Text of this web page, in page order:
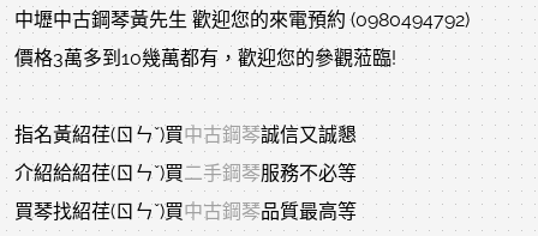
中壢中古鋼琴黃先生 歡迎您的來電預約 (0980494792)
價格3萬多到10幾萬都有，歡迎您的參觀蒞臨!
指名黃紹荏(ㄖㄣˇ)買中古鋼琴誠信又誠懇
介紹給紹荏(ㄖㄣˇ)買二手鋼琴服務不必等
買琴找紹荏(ㄖㄣˇ)買中古鋼琴品質最高等